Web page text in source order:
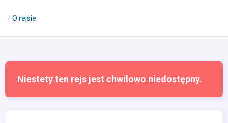
O rejsie
Niestety ten rejs jest chwilowo niedostępny.